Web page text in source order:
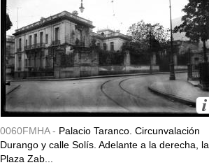
0060FMHA - Palacio Taranco. Circunvalación
Durango y calle Solís. Adelante a la derecha, la
Plaza Zab...